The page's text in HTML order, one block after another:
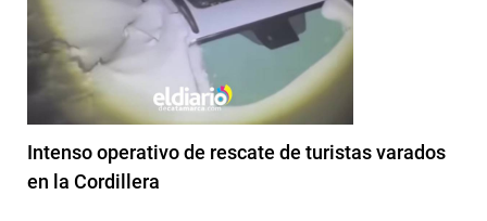
Intenso operativo de rescate de turistas varados
en la Cordillera